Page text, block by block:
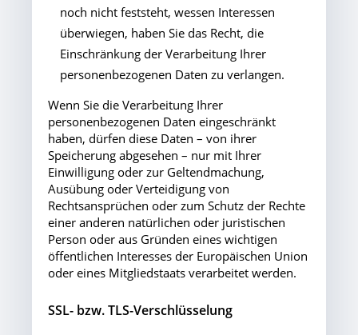
noch nicht feststeht, wessen Interessen
überwiegen, haben Sie das Recht, die
Einschränkung der Verarbeitung Ihrer
personenbezogenen Daten zu verlangen.
Wenn Sie die Verarbeitung Ihrer
personenbezogenen Daten eingeschränkt
haben, dürfen diese Daten – von ihrer
Speicherung abgesehen – nur mit Ihrer
Einwilligung oder zur Geltendmachung,
Ausübung oder Verteidigung von
Rechtsansprüchen oder zum Schutz der Rechte
einer anderen natürlichen oder juristischen
Person oder aus Gründen eines wichtigen
öffentlichen Interesses der Europäischen Union
oder eines Mitgliedstaats verarbeitet werden.
SSL- bzw. TLS-Verschlüsselung